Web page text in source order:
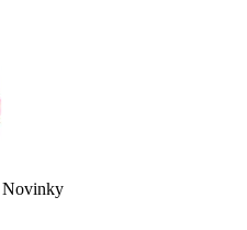
Novinky